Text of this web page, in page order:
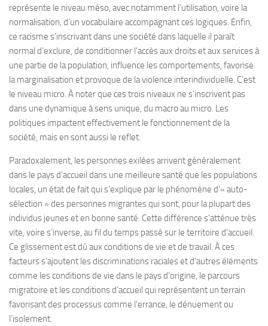
représente le niveau méso, avec notamment l’utilisation, voire la
normalisation, d’un vocabulaire accompagnant ces logiques. Enfin,
ce racisme s’inscrivant dans une société dans laquelle il paraît
normal d’exclure, de conditionner l’accès aux droits et aux services à
une partie de la population, influence les comportements, favorise
la marginalisation et provoque de la violence interindividuelle. C’est
le niveau micro. À noter que ces trois niveaux ne s’inscrivent pas
dans une dynamique à sens unique, du macro au micro. Les
politiques impactent effectivement le fonctionnement de la
société, mais en sont aussi le reflet.
Paradoxalement, les personnes exilées arrivent généralement
dans le pays d’accueil dans une meilleure santé que les populations
locales, un état de fait qui s’explique par le phénomène d’« auto-
sélection » des personnes migrantes qui sont, pour la plupart des
individus jeunes et en bonne santé. Cette différence s’atténue très
vite, voire s’inverse, au fil du temps passé sur le territoire d’accueil.
Ce glissement est dû aux conditions de vie et de travail. À ces
facteurs s’ajoutent les discriminations raciales et d’autres éléments
comme les conditions de vie dans le pays d’origine, le parcours
migratoire et les conditions d’accueil qui représentent un terrain
favorisant des processus comme l’errance, le dénuement ou
l’isolement.